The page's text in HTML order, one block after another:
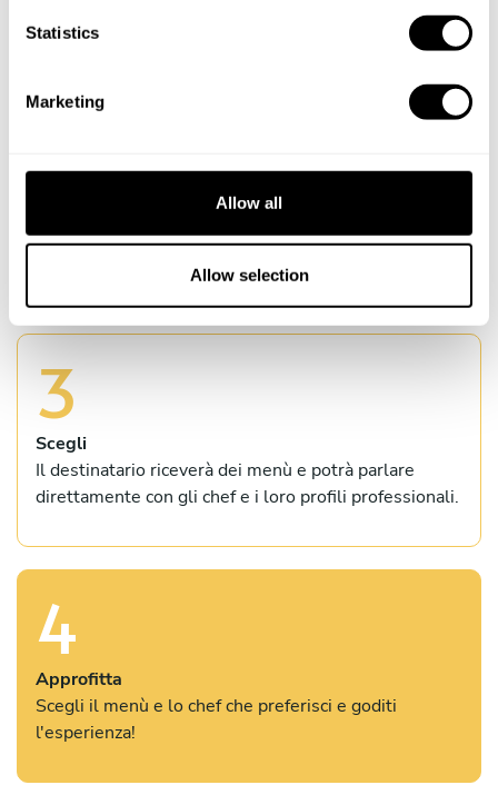
Statistics
Marketing
Allow all
Allow selection
un fortunato.
2
Il destinatario potrà scegliere tutti i dettagli
3
Scegli
Il destinatario riceverà dei menù e potrà parlare
direttamente con gli chef e i loro profili professionali.
4
Approfitta
Scegli il menù e lo chef che preferisci e goditi
l'esperienza!